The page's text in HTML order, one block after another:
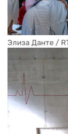
Элиза Данте /